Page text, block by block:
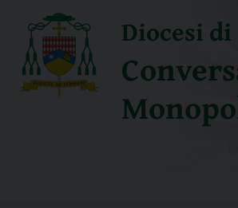
content
Diocesi di